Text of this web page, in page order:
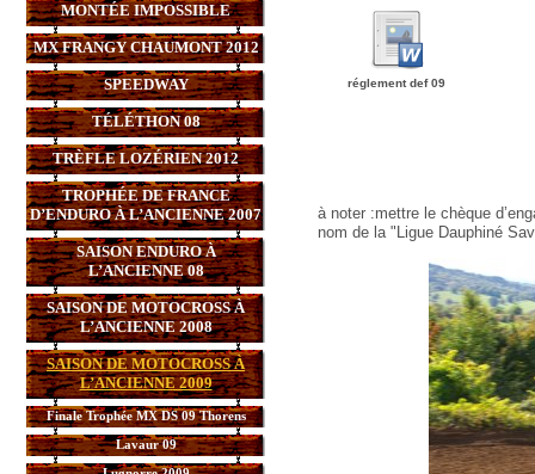
MONTÉE IMPOSSIBLE
MX FRANGY CHAUMONT 2012
SPEEDWAY
TÉLÉTHON 08
TRÈFLE LOZÉRIEN 2012
TROPHÉE DE FRANCE
D’ENDURO À L’ANCIENNE 2007
SAISON ENDURO À
L’ANCIENNE 08
SAISON DE MOTOCROSS À
L’ANCIENNE 2008
SAISON DE MOTOCROSS À
L’ANCIENNE 2009
Finale Trophée MX DS 09 Thorens
Lavaur 09
réglement def 09
à noter :mettre le chèque
nom de la "Ligue Dauphiné